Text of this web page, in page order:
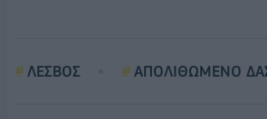
ΛΕΣΒΟΣ ΑΠΟΛΙΘΩΜΕΝΟ